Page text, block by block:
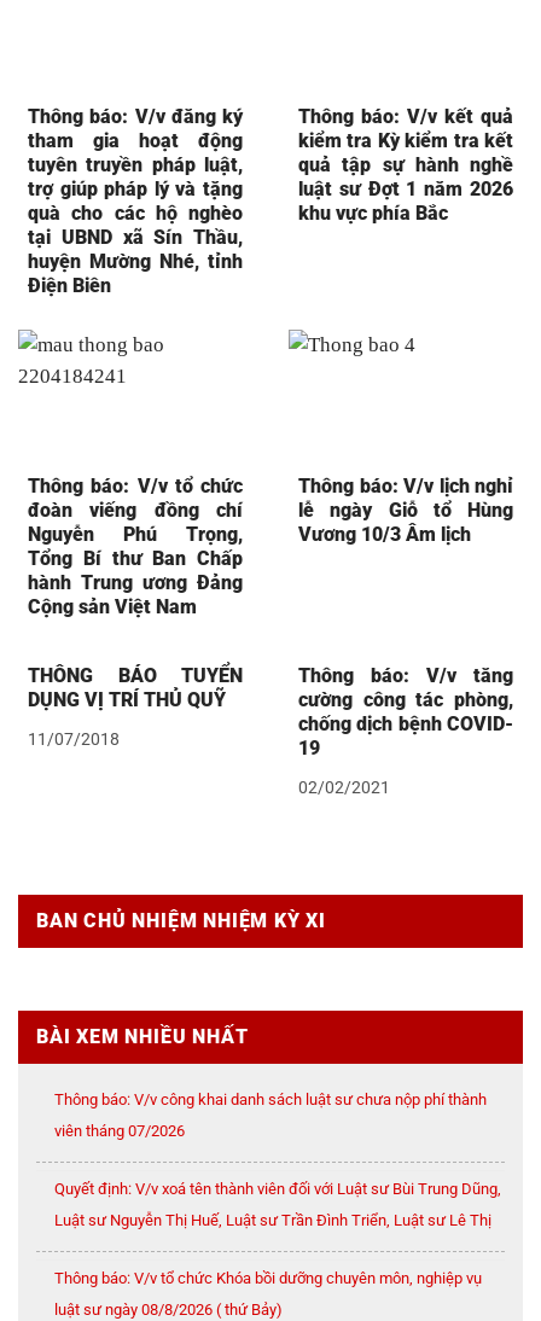
Thông báo: V/v đăng ký
tham gia hoạt động
tuyên truyền pháp luật,
trợ giúp pháp lý và tặng
quà cho các hộ nghèo
tại UBND xã Sín Thầu,
huyện Mường Nhé, tỉnh
Điện Biên
Thông báo: V/v kết quả
kiểm tra Kỳ kiểm tra kết
quả tập sự hành nghề
luật sư Đợt 1 năm 2026
khu vực phía Bắc
Thông báo: V/v tổ chức
đoàn viếng đồng chí
Nguyễn Phú Trọng,
Tổng Bí thư Ban Chấp
hành Trung ương Đảng
Cộng sản Việt Nam
Thông báo: V/v lịch nghỉ
lễ ngày Giỗ tổ Hùng
Vương 10/3 Âm lịch
THÔNG BÁO TUYỂN
DỤNG VỊ TRÍ THỦ QUỸ
11/07/2018
Thông báo: V/v tăng
cường công tác phòng,
chống dịch bệnh COVID-
19
02/02/2021
BAN CHỦ NHIỆM NHIỆM KỲ XI
BÀI XEM NHIỀU NHẤT
Thông báo: V/v công khai danh sách luật sư chưa nộp phí thành
viên tháng 07/2026
Quyết định: V/v xoá tên thành viên đối với Luật sư Bùi Trung Dũng,
Luật sư Nguyễn Thị Huế, Luật sư Trần Đình Triển, Luật sư Lê Thị
Oanh
Thông báo: V/v tổ chức Khóa bồi dưỡng chuyên môn, nghiệp vụ
luật sư ngày 08/8/2026 ( thứ Bảy)